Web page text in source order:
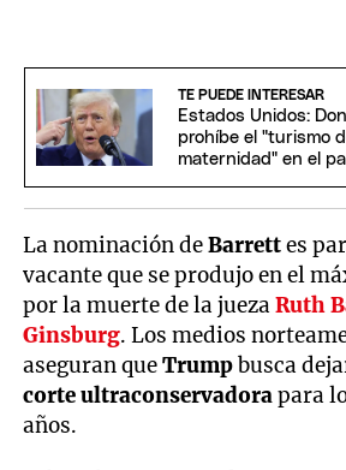
TE PUEDE INTERESAR
Estados Unidos:
prohíbe el "turismo
maternidad" en el
La nominación deBarrettes
vacante que se produjo en el
por la muerte de la juezaRuth
Ginsburg. Los medios
aseguran queTrumpbusca
corte ultraconservadorapara
años.